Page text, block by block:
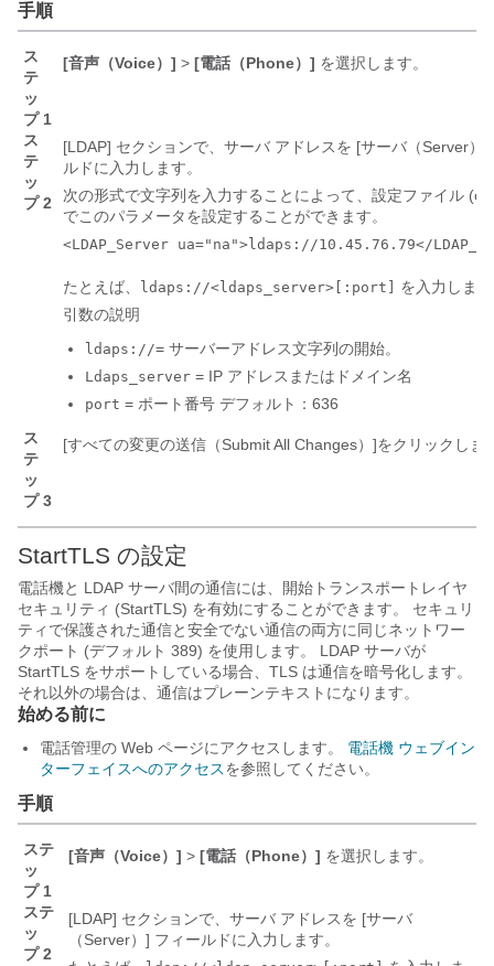
手順
ス
テ
ッ
プ 1
[音声（Voice）] > [電話（Phone）] を選択します。
ス
テ
ッ
プ 2
[LDAP] セクションで、サーバ アドレスを [サーバ（Server）]
ルドに入力します。
次の形式で文字列を入力することによって、設定ファイル
でこのパラメータを設定することができます。
<LDAP_Server ua="na">ldaps://10.45.76.79</
たとえば、 ldaps://<ldaps_server>[:port]
を入力しま
引数の説明
ldaps://= サーバーアドレス文字列の開始。
Ldaps_server = IP アドレスまたはドメイン名
port = ポート番号 デフォルト：636
ス
テ
ッ
プ 3
[すべての変更の送信（Submit All Changes）]をクリックしま
StartTLS の設定
電話機と LDAP サーバ間の通信には、開始トランスポートレイヤ
セキュリティ (StartTLS) を有効にすることができます。 セキュリ
ティで保護された通信と安全でない通信の両方に同じネットワー
クポート (デフォルト 389) を使用します。 LDAP サーバが
StartTLS をサポートしている場合、TLS は通信を暗号化します。
それ以外の場合は、通信はプレーンテキストになります。
始める前に
電話管理の Web ページにアクセスします。 電話機 ウェブイン
ターフェイスへのアクセスを参照してください。
手順
ステ
ッ
プ 1
[音声（Voice）] > [電話（Phone）] を選択します。
ステ
ッ
プ 2
[LDAP] セクションで、サーバ アドレスを [サーバ
（Server）] フィールドに入力します。